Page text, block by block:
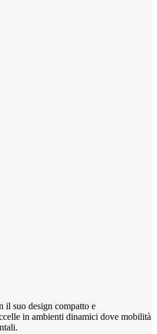
il suo design compatto e
in ambienti dinamici dove mobilità